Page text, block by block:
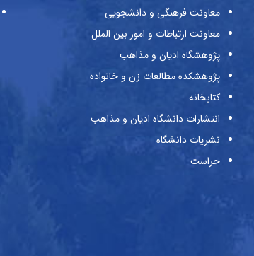
معاونت فرهنگی و دانشجویی
معاونت ارتباطات و امور بین الملل
پژوهشگاه ادیان و مذاهب
پژوهشکده مطالعات زن و خانواده
کتابخانه
انتشارات دانشگاه ادیان و مذاهب
نشریات دانشگاه
حراست